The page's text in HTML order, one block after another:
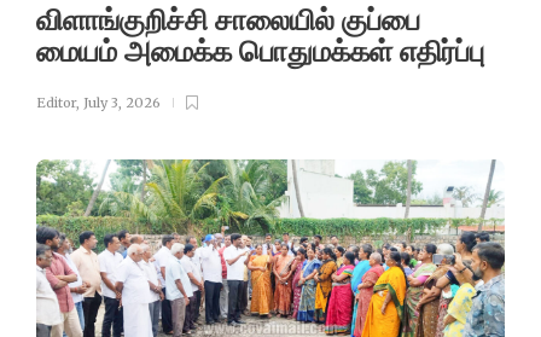
விளாங்குறிச்சி சாலையில் குப்பை
மையம் அமைக்க பொதுமக்கள் எதிர்ப்பு
Editor, July 3, 2026